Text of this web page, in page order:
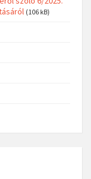
(106 kB)